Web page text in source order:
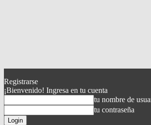
Registrarse
¡Bienvenido! Ingresa en tu cuenta
tu nombre de
tu contraseña